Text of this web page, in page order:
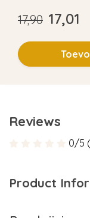
17,90 17,01
Reviews
0/5
Product